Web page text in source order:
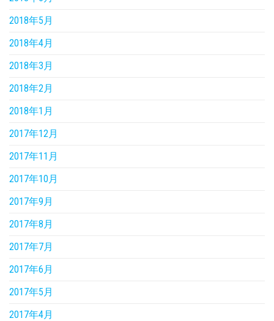
2018年5月
2018年4月
2018年3月
2018年2月
2018年1月
2017年12月
2017年11月
2017年10月
2017年9月
2017年8月
2017年7月
2017年6月
2017年5月
2017年4月